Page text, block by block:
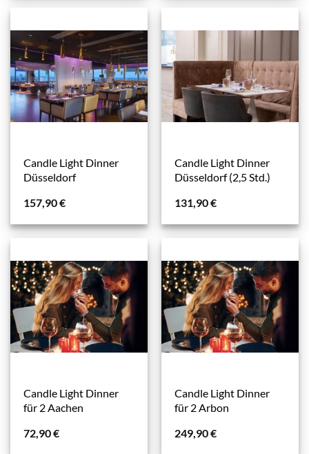
Candle Light Dinner
Düsseldorf
157,90€
Candle Light Dinner
Düsseldorf (2,5 Std.)
131,90€
Candle Light Dinner
für 2 Aachen
72,90€
Candle Light Dinner
für 2 Arbon
249,90€